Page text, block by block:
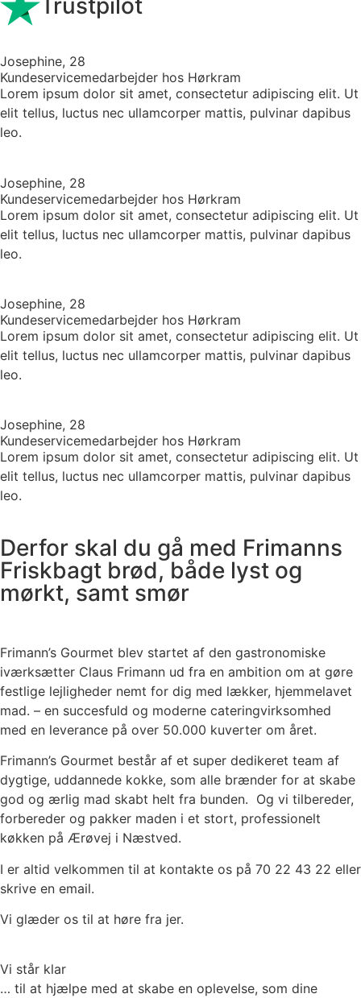
Trustpilot
Josephine, 28
Kundeservicemedarbejder hos Hørkram
Lorem ipsum dolor sit amet, consectetur adipiscing elit. Ut
elit tellus, luctus nec ullamcorper mattis, pulvinar dapibus
leo.
Josephine, 28
Kundeservicemedarbejder hos Hørkram
Lorem ipsum dolor sit amet, consectetur adipiscing elit. Ut
elit tellus, luctus nec ullamcorper mattis, pulvinar dapibus
leo.
Josephine, 28
Kundeservicemedarbejder hos Hørkram
Lorem ipsum dolor sit amet, consectetur adipiscing elit. Ut
elit tellus, luctus nec ullamcorper mattis, pulvinar dapibus
leo.
Josephine, 28
Kundeservicemedarbejder hos Hørkram
Lorem ipsum dolor sit amet, consectetur adipiscing elit. Ut
elit tellus, luctus nec ullamcorper mattis, pulvinar dapibus
leo.
Derfor skal du gå med Frimanns
Friskbagt brød, både lyst og
mørkt, samt smør
Frimann’s Gourmet blev startet af den gastronomiske
iværksætter Claus Frimann ud fra en ambition om at gøre
festlige lejligheder nemt for dig med lækker, hjemmelavet
mad. – en succesfuld og moderne cateringvirksomhed
med en leverance på over 50.000 kuverter om året.
Frimann’s Gourmet består af et super dedikeret team af
dygtige, uddannede kokke, som alle brænder for at skabe
god og ærlig mad skabt helt fra bunden. Og vi tilbereder,
forbereder og pakker maden i et stort, professionelt
køkken på Ærøvej i Næstved.
I er altid velkommen til at kontakte os på 70 22 43 22 eller
skrive en email.
Vi glæder os til at høre fra jer.
Vi står klar
… til at hjælpe med at skabe en oplevelse, som dine